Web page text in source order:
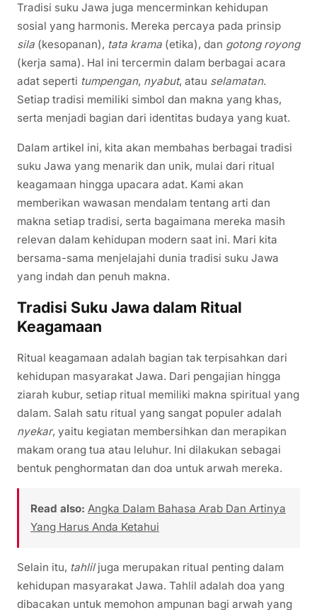
Tradisi suku Jawa juga mencerminkan kehidupan
sosial yang harmonis. Mereka percaya pada prinsip
sila (kesopanan), tata krama (etika), dan gotong royong
(kerja sama). Hal ini tercermin dalam berbagai acara
adat seperti tumpengan, nyabut, atau selamatan.
Setiap tradisi memiliki simbol dan makna yang khas,
serta menjadi bagian dari identitas budaya yang kuat.
Dalam artikel ini, kita akan membahas berbagai tradisi
suku Jawa yang menarik dan unik, mulai dari ritual
keagamaan hingga upacara adat. Kami akan
memberikan wawasan mendalam tentang arti dan
makna setiap tradisi, serta bagaimana mereka masih
relevan dalam kehidupan modern saat ini. Mari kita
bersama-sama menjelajahi dunia tradisi suku Jawa
yang indah dan penuh makna.
Tradisi Suku Jawa dalam Ritual
Keagamaan
Ritual keagamaan adalah bagian tak terpisahkan dari
kehidupan masyarakat Jawa. Dari pengajian hingga
ziarah kubur, setiap ritual memiliki makna spiritual yang
dalam. Salah satu ritual yang sangat populer adalah
nyekar, yaitu kegiatan membersihkan dan merapikan
makam orang tua atau leluhur. Ini dilakukan sebagai
bentuk penghormatan dan doa untuk arwah mereka.
Read also: Angka Dalam Bahasa Arab Dan Artinya
Yang Harus Anda Ketahui
Selain itu, tahliljuga merupakan ritual penting dalam
kehidupan masyarakat Jawa. Tahlil adalah doa yang
dibacakan untuk memohon ampunan bagi arwah yang